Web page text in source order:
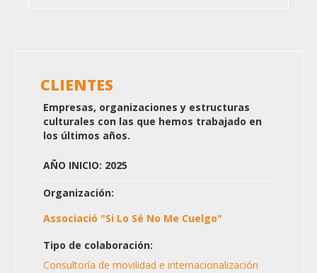
CLIENTES
Empresas, organizaciones y estructuras
culturales con las que hemos trabajado en
los últimos años.
AÑO INICIO: 2025
Organización:
Associació "Si Lo Sé No Me Cuelgo"
Tipo de colaboración:
Consultoría de movilidad e internacionalización